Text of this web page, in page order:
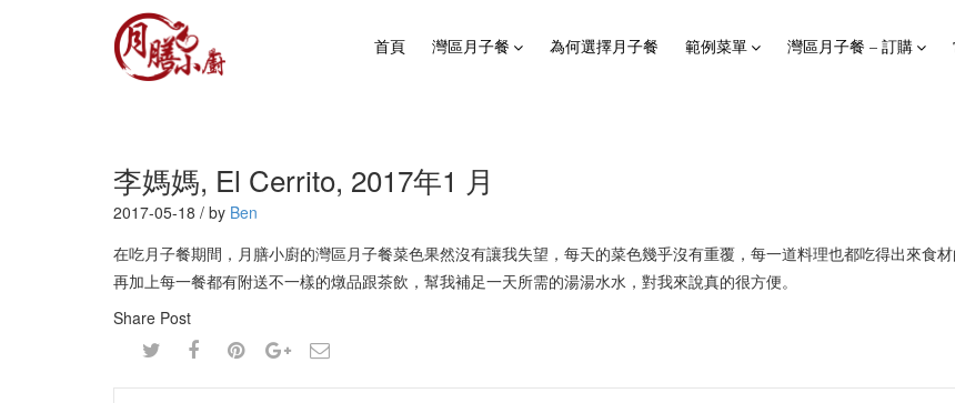
首頁 灣區月子餐 為何選擇月子餐 範例菜單 灣區月子餐 – 訂購
李媽媽, El Cerrito, 2017年1 月
2017-05-18 / by Ben
在吃月子餐期間，月膳小廚的灣區月子餐菜色果然沒有讓我失望，每天的菜色幾乎沒有重覆，每一道料理也都吃得出來食材
再加上每一餐都有附送不一樣的燉品跟茶飲，幫我補足一天所需的湯湯水水，對我來說真的很方便。
Share Post